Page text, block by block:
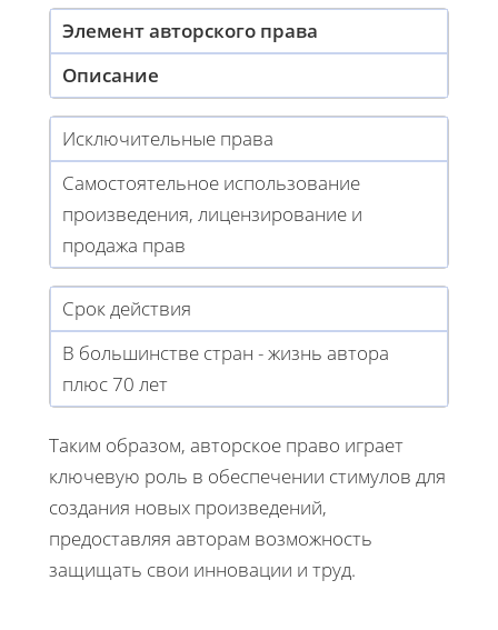
Элемент авторского права
Описание
Исключительные права
Самостоятельное использование
произведения, лицензирование и
продажа прав
Срок действия
В большинстве стран - жизнь автора
плюс 70 лет
Таким образом, авторское право играет
ключевую роль в обеспечении стимулов для
создания новых произведений,
предоставляя авторам возможность
защищать свои инновации и труд.